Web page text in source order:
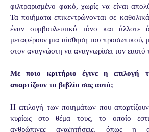
φιλτραρισμένο φακό, χωρίς να είναι
Τα ποιήματα επικεντρώνονται σε
έναν συμβουλευτικό τόνο και άλλοτε
μεταφέρουν μια αίσθηση του προσωπικού,
στον αναγνώστη να αναγνωρίσει τον εαυτό
Με ποιο κριτήριο έγινε η επιλογή
απαρτίζουν το βιβλίο σας αυτό;
Η επιλογή των ποιημάτων που
κυρίως στο θέμα τους, το οποίο
ανθρώπινες αναζητήσεις, όπως η